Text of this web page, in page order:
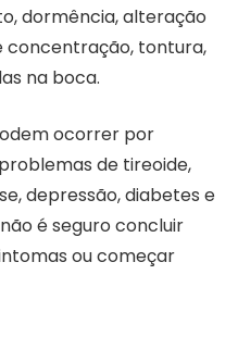
dormência, alteração
concentração, tontura,
na boca.
ocorrer por
de tireoide,
depressão, diabetes e
é seguro concluir
ou começar